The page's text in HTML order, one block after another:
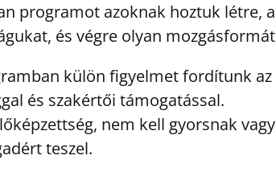
programot azoknak hoztuk létre,
és végre olyan
külön figyelmet fordítunk
és szakértői támogatással.
nem kell gyorsnak
teszel.